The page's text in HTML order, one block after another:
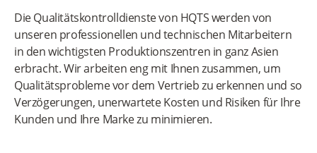
Die Qualitätskontrolldienste von HQTS werden von
unseren professionellen und technischen Mitarbeitern
in den wichtigsten Produktionszentren in ganz Asien
erbracht. Wir arbeiten eng mit Ihnen zusammen, um
Qualitätsprobleme vor dem Vertrieb zu erkennen und so
Verzögerungen, unerwartete Kosten und Risiken für Ihre
Kunden und Ihre Marke zu minimieren.